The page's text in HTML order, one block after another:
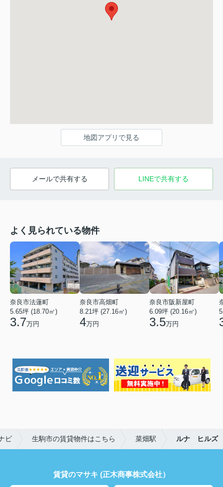
地図アプリで見る
メールで共有する LINEで共有する
よく見られている物件
奈良市法蓮町
5.65坪 (18.70㎡)
3.7万円
奈良市高畑町
8.21坪 (27.16㎡)
4万円
奈良市阪新屋町
6.09坪 (20.16㎡)
3.5万円
ビ 生駒市の賃貸物件はこちら 菜畑駅 ルナ ヒルズ
賃貸のマサキ (正木商事株式会社）